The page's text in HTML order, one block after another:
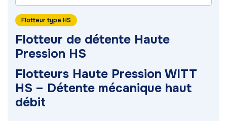
Flotteur type HS
Flotteur de détente Haute
Pression HS
Flotteurs Haute Pression WITT
HS – Détente mécanique haut
débit